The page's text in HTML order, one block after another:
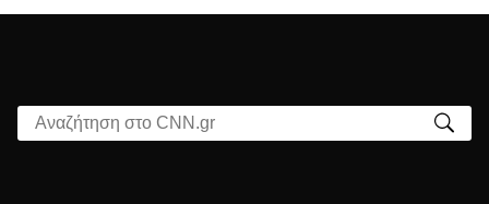
Αναζήτηση στο CNN.gr